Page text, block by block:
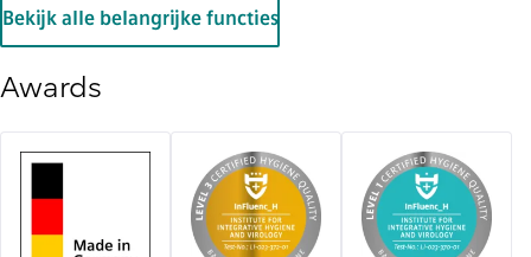
Bekijk alle belangrijke functies
Awards